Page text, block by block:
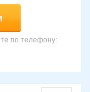
по телефону: